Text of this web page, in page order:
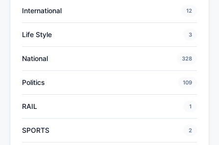
International 12
Life Style 3
National 328
Politics 109
RAIL 1
SPORTS 2